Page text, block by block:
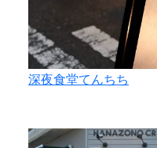
深夜食堂てんちち